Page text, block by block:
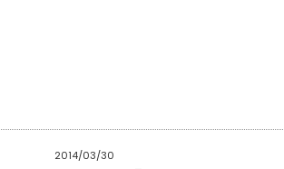
2014/03/30